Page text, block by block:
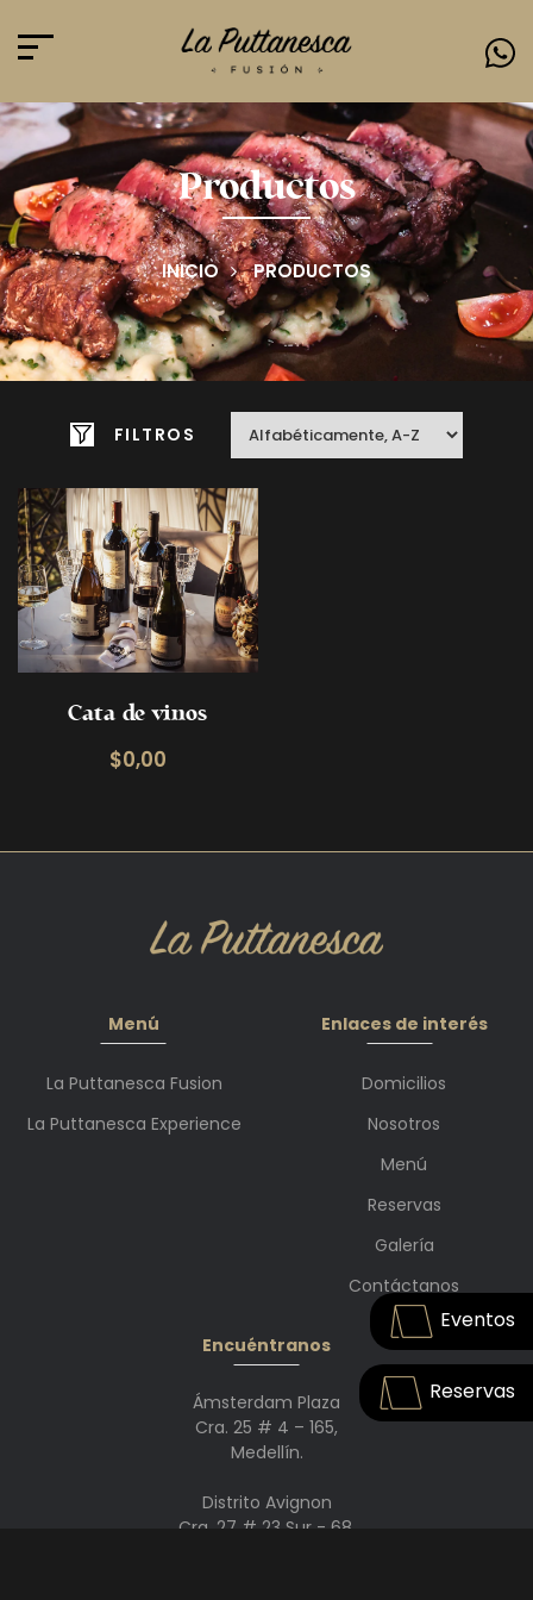
Productos
INICIO PRODUCTOS
FILTROS
Cata de vinos
$0,00
Menú
La Puttanesca Fusion
La Puttanesca Experience
Enlaces de interés
Domicilios
Nosotros
Menú
Reservas
Galería
Contáctanos
Encuéntranos
Ámsterdam Plaza
Cra. 25 # 4 – 165,
Medellín.
Distrito Avignon
Cra. 27 # 23 Sur - 68,
Reservas
Eventos